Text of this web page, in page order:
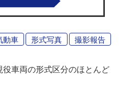
動車 形式写真 撮影報告
車両の形式区分のほとんど